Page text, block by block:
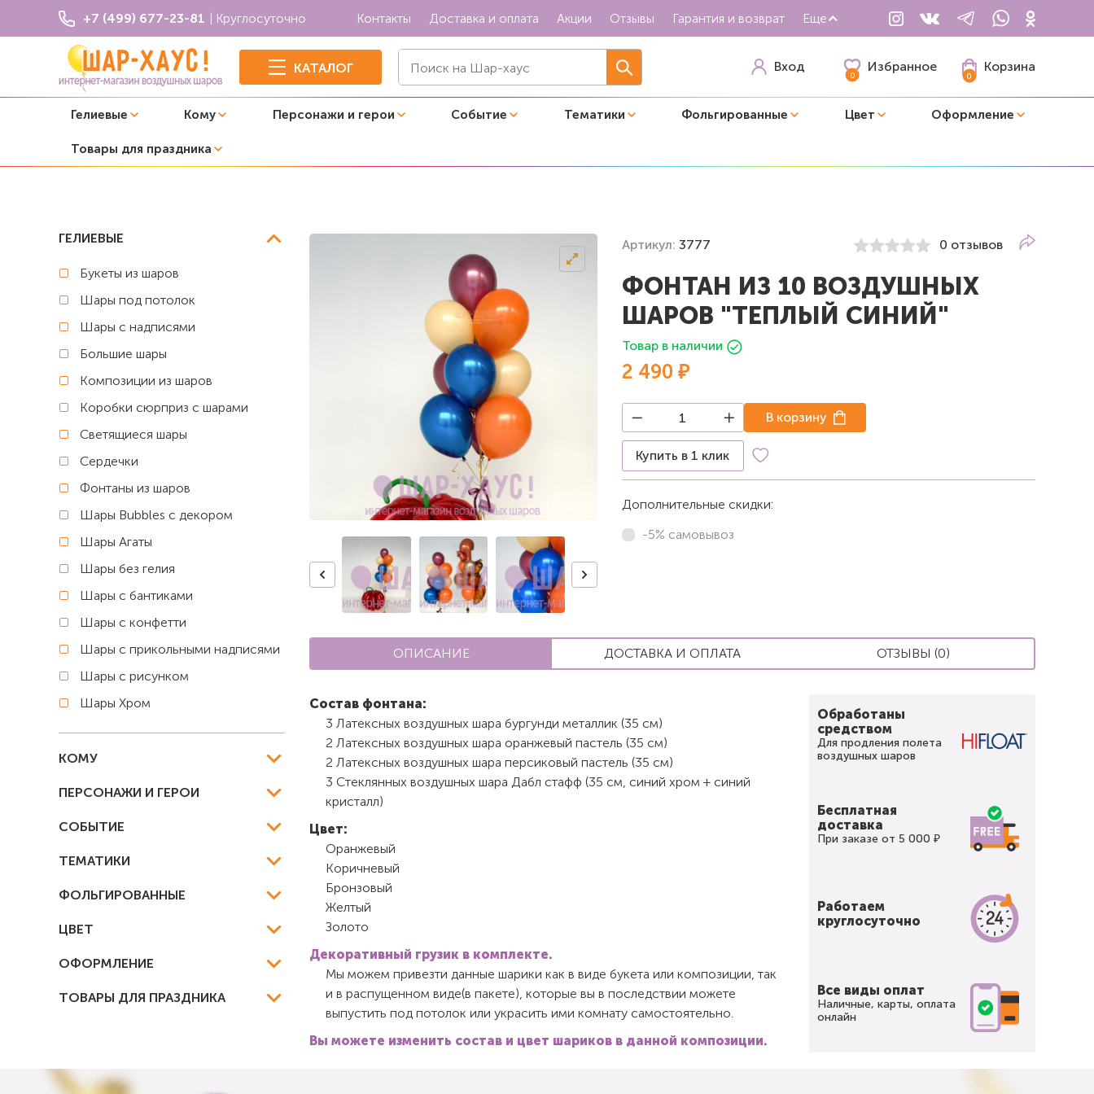
+7 (499) 677-23-81 | Круглосуточно Контакты Доставка и оплата Акции Отзывы Гарантия и возврат Еще
КАТАЛОГ Вход
0
Избранное
0
Корзина
Гелиевые Кому Персонажи и герои Событие Тематики Фольгированные Цвет Оформление
Товары для праздника
Фонтаны из шаров
ГЕЛИЕВЫЕ
Букеты из шаров
Шары под потолок
Шары с надписями
Большие шары
Композиции из шаров
Коробки сюрприз с шарами
Светящиеся шары
Сердечки
Фонтаны из шаров
Шары Bubbles с декором
Шары Агаты
Шары без гелия
Шары с бантиками
Шары с конфетти
Шары с прикольными надписями
Шары с рисунком
Шары Хром
КОМУ
ПЕРСОНАЖИ И ГЕРОИ
СОБЫТИЕ
ТЕМАТИКИ
ФОЛЬГИРОВАННЫЕ
ЦВЕТ
ОФОРМЛЕНИЕ
ТОВАРЫ ДЛЯ ПРАЗДНИКА
Артикул: 3777 0 отзывов
ФОНТАН ИЗ 10 ВОЗДУШНЫХ
ШАРОВ "ТЕПЛЫЙ СИНИЙ"
Товар в наличии
2 490 ₽
Купить в 1 клик
В корзину
Дополнительные скидки:
-5% самовывоз
ОПИСАНИЕ ДОСТАВКА И ОПЛАТА ОТЗЫВЫ (0)
Состав фонтана:
3 Латексных воздушных шара бургунди металлик (35 см)
2 Латексных воздушных шара оранжевый пастель (35 см)
2 Латексных воздушных шара персиковый пастель (35 см)
3 Стеклянных воздушных шара Дабл стафф (35 см, синий хром + синий
кристалл)
Цвет:
Оранжевый
Коричневый
Бронзовый
Желтый
Золото
Декоративный грузик в комплекте.
Мы можем привезти данные шарики как в виде букета или композиции, так
и в распущенном виде(в пакете), которые вы в последствии можете
выпустить под потолок или украсить ими комнату самостоятельно.
Вы можете изменить состав и цвет шариков в данной композиции.
Обработаны
средством
Для продления полета
воздушных шаров
Бесплатная
доставка
При заказе от 5 000 ₽
Работаем
круглосуточно
Все виды оплат
Наличные, карты, оплата
онлайн